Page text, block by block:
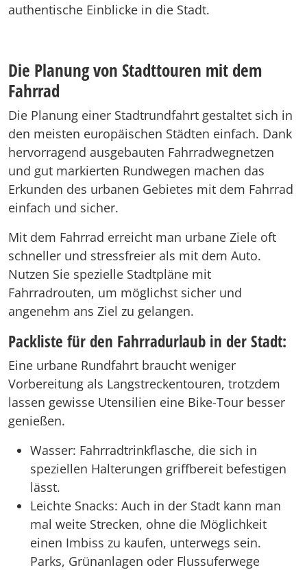
authentische Einblicke in die Stadt.
Die Planung von Stadttouren mit dem
Fahrrad
Die Planung einer Stadtrundfahrt gestaltet sich in
den meisten europäischen Städten einfach. Dank
hervorragend ausgebauten Fahrradwegnetzen
und gut markierten Rundwegen machen das
Erkunden des urbanen Gebietes mit dem Fahrrad
einfach und sicher.
Mit dem Fahrrad erreicht man urbane Ziele oft
schneller und stressfreier als mit dem Auto.
Nutzen Sie spezielle Stadtpläne mit
Fahrradrouten, um möglichst sicher und
angenehm ans Ziel zu gelangen.
Packliste für den Fahrradurlaub in der Stadt:
Eine urbane Rundfahrt braucht weniger
Vorbereitung als Langstreckentouren, trotzdem
lassen gewisse Utensilien eine Bike-Tour besser
genießen.
Wasser: Fahrradtrinkflasche, die sich in
speziellen Halterungen griffbereit befestigen
lässt.
Leichte Snacks: Auch in der Stadt kann man
mal weite Strecken, ohne die Möglichkeit
einen Imbiss zu kaufen, unterwegs sein.
Parks, Grünanlagen oder Flussuferwege